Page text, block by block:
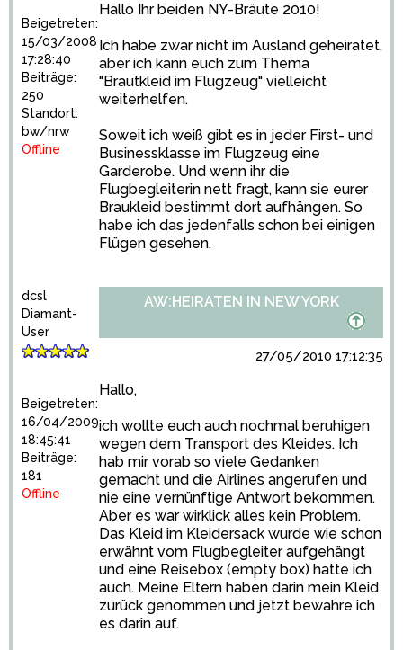
Beigetreten:
15/03/2008
17:28:40
Beiträge:
250
Standort:
bw/nrw
Offline
Hallo Ihr beiden NY-Bräute 2010!
Ich habe zwar nicht im Ausland geheiratet,
aber ich kann euch zum Thema
"Brautkleid im Flugzeug" vielleicht
weiterhelfen.
Soweit ich weiß gibt es in jeder First- und
Businessklasse im Flugzeug eine
Garderobe. Und wenn ihr die
Flugbegleiterin nett fragt, kann sie eurer
Braukleid bestimmt dort aufhängen. So
habe ich das jedenfalls schon bei einigen
Flügen gesehen.
dcsl
Diamant-
User
Beigetreten:
16/04/2009
18:45:41
Beiträge:
181
Offline
AW:HEIRATEN IN NEW YORK
27/05/2010 17:12:35
Hallo,
ich wollte euch auch nochmal beruhigen
wegen dem Transport des Kleides. Ich
hab mir vorab so viele Gedanken
gemacht und die Airlines angerufen und
nie eine vernünftige Antwort bekommen.
Aber es war wirklick alles kein Problem.
Das Kleid im Kleidersack wurde wie schon
erwähnt vom Flugbegleiter aufgehängt
und eine Reisebox (empty box) hatte ich
auch. Meine Eltern haben darin mein Kleid
zurück genommen und jetzt bewahre ich
es darin auf.